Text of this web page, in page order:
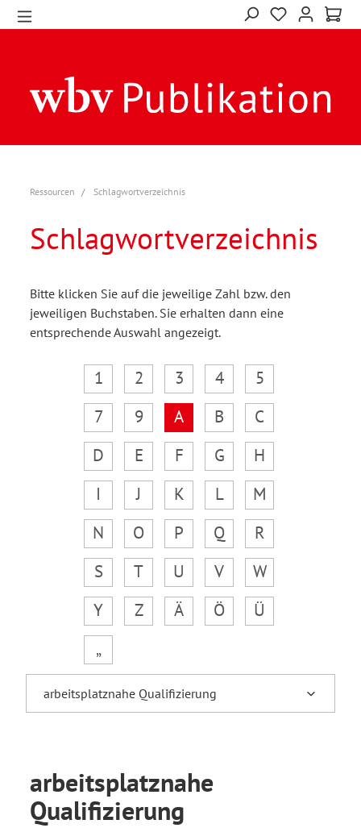
Ressourcen Schlagwortverzeichnis
Schlagwortverzeichnis
Bitte klicken Sie auf die jeweilige Zahl bzw. den
jeweiligen Buchstaben. Sie erhalten dann eine
entsprechende Auswahl angezeigt.
1 2 3 4
5
7
9 A B
C
D
E F G
H
I
J K L
M
N
O P Q
R
S
T U V
W
Y
Z Ä Ö
Ü
„
arbeitsplatznahe
Qualifizierung